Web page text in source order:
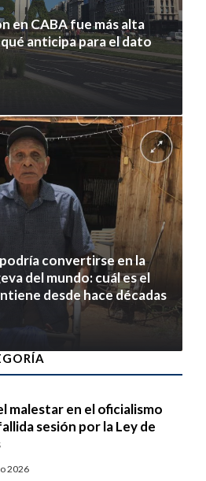
en CABA fue más alta
anticipa para el dato
convertirse en la
del mundo: cuál es el
desde hace décadas
malestar en el oficialismo
sesión por la Ley de
2026